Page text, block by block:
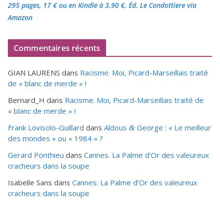
295 pages, 17 €ou en Kindle à 3,90 €, Éd. Le Condottiere via
Amazon
Commentaires récents
GIAN LAURENS dans Racisme. Moi, Picard-Marseillais traité
de « blanc de merde » !
Bernard_H dans Racisme. Moi, Picard-Marseillais traité de
« blanc de merde » !
Frank Lovisolo-Guillard dans Aldous & George : « Le meilleur
des mondes » ou « 1984 » ?
Gerard Ponthieu dans Cannes. La Palme d’Or des valeureux
cracheurs dans la soupe
Isabelle Sans dans Cannes. La Palme d’Or des valeureux
cracheurs dans la soupe